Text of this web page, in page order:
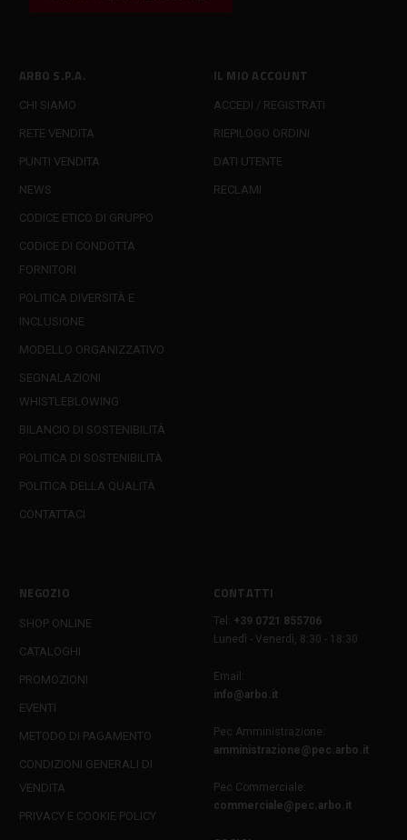
ARBO S.P.A.
CHI SIAMO
RETE VENDITA
PUNTI VENDITA
NEWS
CODICE ETICO DI GRUPPO
CODICE DI CONDOTTA
FORNITORI
POLITICA DIVERSITÀ E
INCLUSIONE
MODELLO ORGANIZZATIVO
SEGNALAZIONI
WHISTLEBLOWING
BILANCIO DI SOSTENIBILITÀ
POLITICA DI SOSTENIBILITÀ
POLITICA DELLA QUALITÀ
CONTATTACI
IL MIO ACCOUNT
ACCEDI / REGISTRATI
RIEPILOGO ORDINI
DATI UTENTE
RECLAMI
NEGOZIO
SHOP ONLINE
CATALOGHI
PROMOZIONI
EVENTI
METODO DI PAGAMENTO
CONDIZIONI GENERALI DI
VENDITA
PRIVACY E COOKIE POLICY
CONTATTI
Tel:
+39 0721 855706
Lunedì - Venerdì, 8:30 - 18:30
Email:
info@arbo.it
Pec Amministrazione:
amministrazione@pec.arbo.it
Pec Commerciale:
commerciale@pec.arbo.it